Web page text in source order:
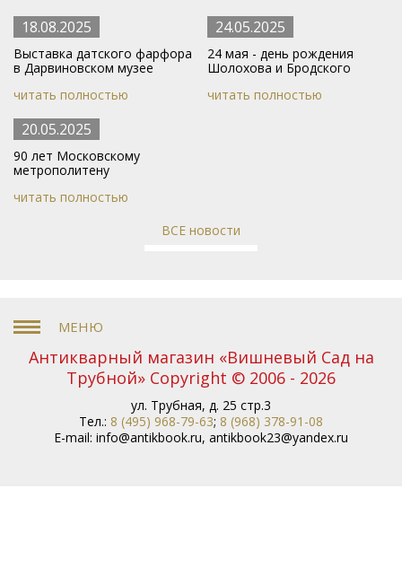
18.08.2025
Выставка датского фарфора
в Дарвиновском музее
читать полностью
24.05.2025
24 мая - день рождения
Шолохова и Бродского
читать полностью
20.05.2025
90 лет Московскому
метрополитену
читать полностью
ВСЕ новости
Антикварный магазин «Вишневый Сад на
Трубной» Copyright © 2006 - 2026
ул. Трубная, д. 25 стр.3
Тел.: 8 (495) 968-79-63; 8 (968) 378-91-08
E-mail: info@antikbook.ru, antikbook23@yandex.ru